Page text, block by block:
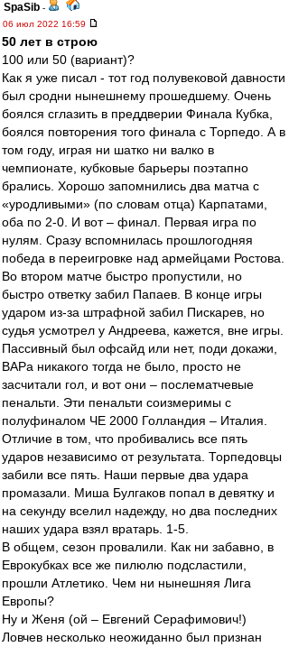
SpaSib -
06 июл 2022 16:59
50 лет в строю
100 или 50 (вариант)?
Как я уже писал - тот год полувековой давности
был сродни нынешнему прошедшему. Очень
боялся сглазить в преддверии Финала Кубка,
боялся повторения того финала с Торпедо. А в
том году, играя ни шатко ни валко в
чемпионате, кубковые барьеры поэтапно
брались. Хорошо запомнились два матча с
«уродливыми» (по словам отца) Карпатами,
оба по 2-0. И вот – финал. Первая игра по
нулям. Сразу вспомнилась прошлогодняя
победа в переигровке над армейцами Ростова.
Во втором матче быстро пропустили, но
быстро ответку забил Папаев. В конце игры
ударом из-за штрафной забил Пискарев, но
судья усмотрел у Андреева, кажется, вне игры.
Пассивный был офсайд или нет, поди докажи,
ВАРа никакого тогда не было, просто не
засчитали гол, и вот они – послематчевые
пенальти. Эти пенальти соизмеримы с
полуфиналом ЧЕ 2000 Голландия – Италия.
Отличие в том, что пробивались все пять
ударов независимо от результата. Торпедовцы
забили все пять. Наши первые два удара
промазали. Миша Булгаков попал в девятку и
на секунду вселил надежду, но два последних
наших удара взял вратарь. 1-5.
В общем, сезон провалили. Как ни забавно, в
Еврокубках все же пилюлю подсластили,
прошли Атлетико. Чем ни нынешняя Лига
Европы?
Ну и Женя (ой – Евгений Серафимович!)
Ловчев несколько неожиданно был признан